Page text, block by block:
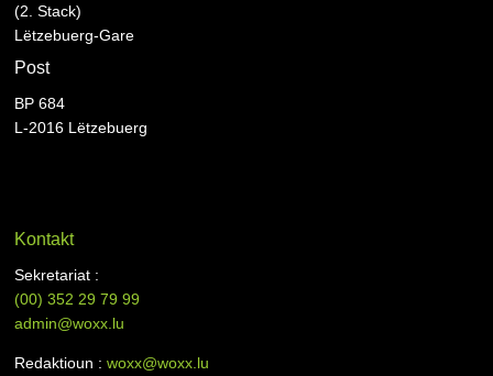
(2. Stack)
Lëtzebuerg-Gare
Post
BP 684
L-2016 Lëtzebuerg
Kontakt
Sekretariat :
(00)352 29 79 99
admin@woxx.lu
Redaktioun :woxx@woxx.lu